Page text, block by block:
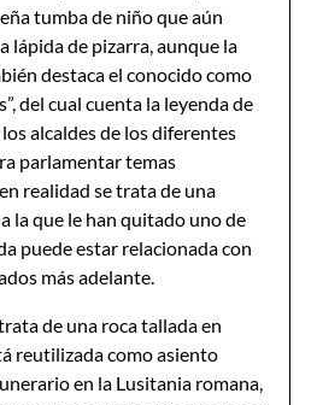
tumba de niño que aún
lápida de pizarra, aunque la
destaca el conocido como
del cual cuenta la leyenda de
alcaldes de los diferentes
parlamentar temas
realidad se trata de una
la que le han quitado uno de
puede estar relacionada con
más adelante.
de una roca tallada en
reutilizada como asiento
en la Lusitania romana,